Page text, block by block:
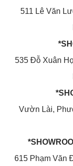
511 Lê Văn
535 Đỗ Xuân
Vườn Lài,
615 Phạm Văn